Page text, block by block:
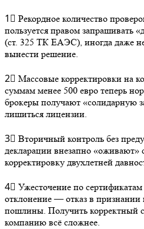
1⃣ Рекордное количество
пользуется правом запрашивать
(ст. 325 ТК ЕАЭС), иногда даже
вынести решение.
2⃣ Массовые корректировки на
суммам менее 500 евро теперь
брокеры получают «солидарную
лишиться лицензии.
3⃣ Вторичный контроль без
декларации внезапно «оживают»
корректировку двухлетней
4⃣ Ужесточение по
отклонение — отказ в
пошлины. Получить корректный
компанию всё сложнее.